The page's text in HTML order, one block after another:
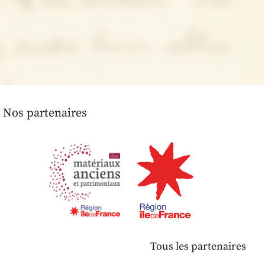
Nos partenaires
Tous les partenaires